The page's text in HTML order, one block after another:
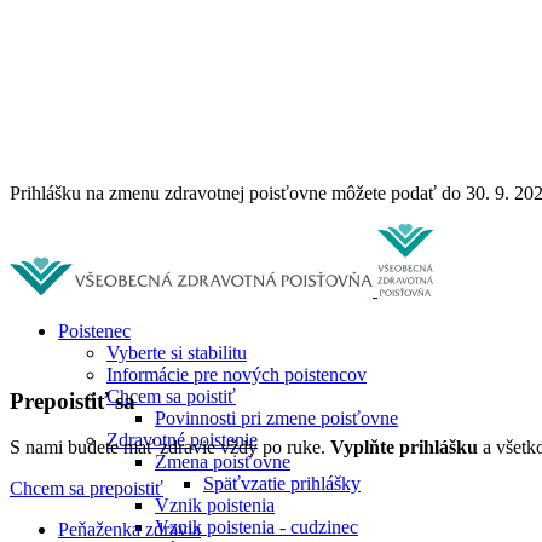
Prihlášku na zmenu zdravotnej poisťovne môžete podať do 30. 9.
Poistenec
Vyberte si stabilitu
Informácie pre nových poistencov
Chcem sa poistiť
Povinnosti pri zmene poisťovne
Zdravotné poistenie
Zmena poisťovne
Späťvzatie prihlášky
Vznik poistenia
Vznik poistenia - cudzinec
Prepoistiť sa
S nami budete mať zdravie vždy po ruke. Vyplňte prihlášku a
Chcem sa prepoistiť
Peňaženka zdravia